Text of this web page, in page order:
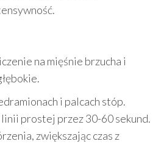
na mięśnie brzucha i
i palcach stóp.
linii prostej przez 30-60 sekund.
zwiększając czas z